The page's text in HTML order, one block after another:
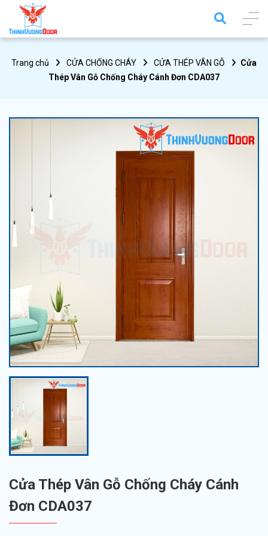
Trang chủ CỬA CHỐNG CHÁY CỬA THÉP VÂN GỖ
Cửa
Thép Vân Gỗ Chống Cháy Cánh Đơn CDA037
Cửa Thép Vân Gỗ Chống Cháy Cánh
Đơn CDA037